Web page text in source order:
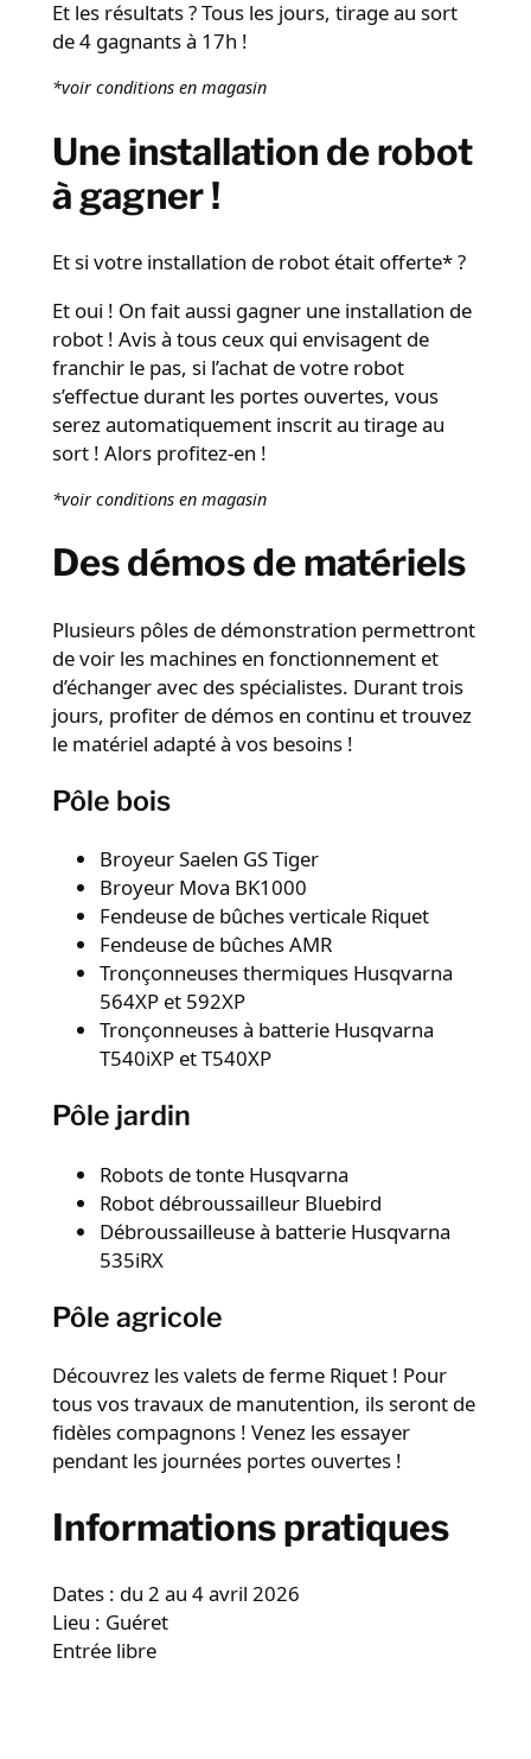
Et les résultats ? Tous les jours, tirage au sort
de 4 gagnants à 17h !
*voir conditions en magasin
Une installation de robot
à gagner !
Et si votre installation de robot était offerte* ?
Et oui ! On fait aussi gagner une installation de
robot ! Avis à tous ceux qui envisagent de
franchir le pas, si l’achat de votre robot
s’effectue durant les portes ouvertes, vous
serez automatiquement inscrit au tirage au
sort ! Alors profitez-en !
*voir conditions en magasin
Des démos de matériels
Plusieurs pôles de démonstration permettront
de voir les machines en fonctionnement et
d’échanger avec des spécialistes. Durant trois
jours, profiter de démos en continu et trouvez
le matériel adapté à vos besoins !
Pôle bois
Broyeur Saelen GS Tiger
Broyeur Mova BK1000
Fendeuse de bûches verticale Riquet
Fendeuse de bûches AMR
Tronçonneuses thermiques Husqvarna
564XP et 592XP
Tronçonneuses à batterie Husqvarna
T540iXP et T540XP
Pôle jardin
Robots de tonte Husqvarna
Robot débroussailleur Bluebird
Débroussailleuse à batterie Husqvarna
535iRX
Pôle agricole
Découvrez les valets de ferme Riquet ! Pour
tous vos travaux de manutention, ils seront de
fidèles compagnons ! Venez les essayer
pendant les journées portes ouvertes !
Informations pratiques
Dates : du 2 au 4 avril 2026
Lieu : Guéret
Entrée libre